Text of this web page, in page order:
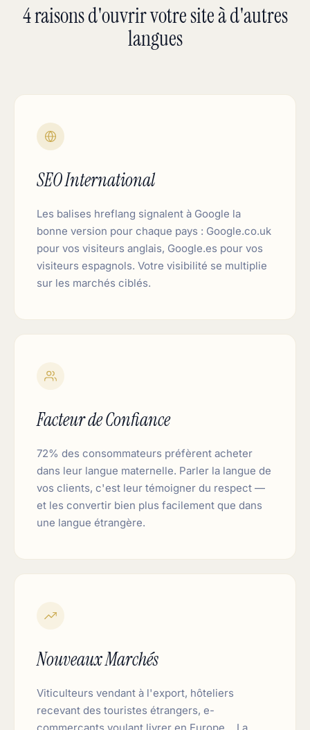
4 raisons d'ouvrir votre site à d'autres
langues
SEO International
Les balises hreflang signalent à Google la
bonne version pour chaque pays : Google.co.uk
pour vos visiteurs anglais, Google.es pour vos
visiteurs espagnols. Votre visibilité se multiplie
sur les marchés ciblés.
Facteur de Confiance
72% des consommateurs préfèrent acheter
dans leur langue maternelle. Parler la langue de
vos clients, c'est leur témoigner du respect —
et les convertir bien plus facilement que dans
une langue étrangère.
Nouveaux Marchés
Viticulteurs vendant à l'export, hôteliers
recevant des touristes étrangers, e-
commerçants voulant livrer en Europe… La